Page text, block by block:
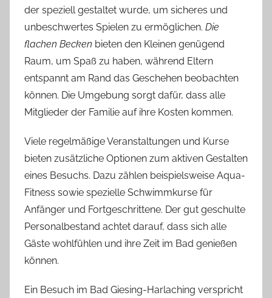
der speziell gestaltet wurde, um sicheres und
unbeschwertes Spielen zu ermöglichen. Die
flachen Becken bieten den Kleinen genügend
Raum, um Spaß zu haben, während Eltern
entspannt am Rand das Geschehen beobachten
können. Die Umgebung sorgt dafür, dass alle
Mitglieder der Familie auf ihre Kosten kommen.
Viele regelmäßige Veranstaltungen und Kurse
bieten zusätzliche Optionen zum aktiven Gestalten
eines Besuchs. Dazu zählen beispielsweise Aqua-
Fitness sowie spezielle Schwimmkurse für
Anfänger und Fortgeschrittene. Der gut geschulte
Personalbestand achtet darauf, dass sich alle
Gäste wohlfühlen und ihre Zeit im Bad genießen
können.
Ein Besuch im Bad Giesing-Harlaching verspricht